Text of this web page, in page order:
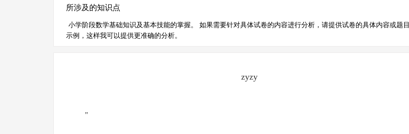
所涉及的知识点
小学阶段数学基础知识及基本技能的掌握。 如果需要针对具体试卷的内容进行分析，请提供试卷的具体内容或题目
示例，这样我可以提供更准确的分析。
zyzy
"